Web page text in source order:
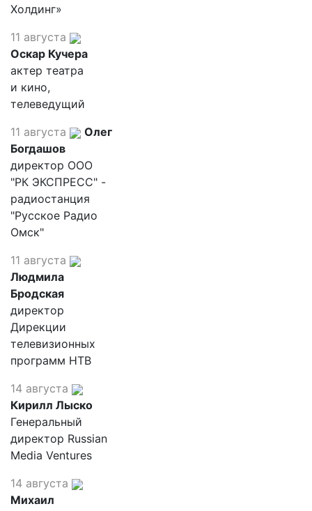
Холдинг»
11 августа
Оскар Кучера
актер театра
и кино,
телеведущий
11 августа
Олег
Богдашов
директор ООО
"РК ЭКСПРЕСС" -
радиостанция
"Русское Радио
Омск"
11 августа
Людмила
Бродская
директор
Дирекции
телевизионных
программ НТВ
14 августа
Кирилл Лыско
Генеральный
директор Russian
Media Ventures
14 августа
Михаил